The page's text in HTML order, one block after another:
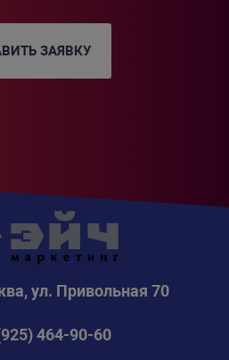
ЗАЯВКУ
ул. Привольная 70
464-90-60